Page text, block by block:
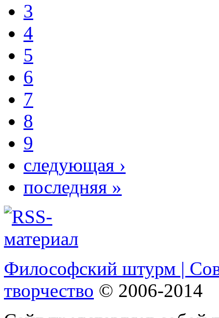
3
4
5
6
7
8
9
следующая ›
последняя »
Философский штурм |
творчество © 2006-2014